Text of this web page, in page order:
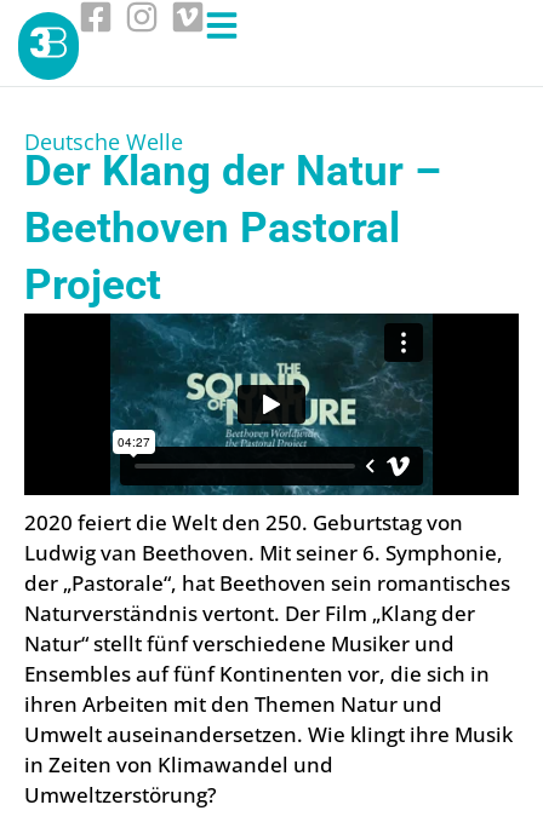
Deutsche Welle
Der Klang der Natur –
Beethoven Pastoral
Project
2020 feiert die Welt den 250. Geburtstag von
Ludwig van Beethoven. Mit seiner 6. Symphonie,
der „Pastorale“, hat Beethoven sein romantisches
Naturverständnis vertont. Der Film „Klang der
Natur“ stellt fünf verschiedene Musiker und
Ensembles auf fünf Kontinenten vor, die sich in
ihren Arbeiten mit den Themen Natur und
Umwelt auseinandersetzen. Wie klingt ihre Musik
in Zeiten von Klimawandel und
Umweltzerstörung?